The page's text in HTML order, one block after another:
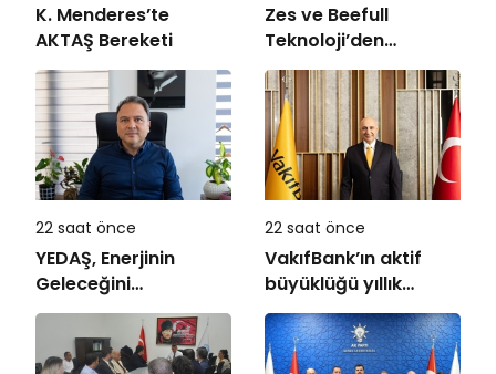
K. Menderes’te
AKTAŞ Bereketi
Zes ve Beefull
Teknoloji’den
Roaming İş Birliği
22 saat önce
YEDAŞ, Enerjinin
Geleceğini
Şekillendirecek Genç
Yetenekleri Arıyor
22 saat önce
VakıfBank’ın aktif
büyüklüğü yıllık
bazda yüzde 28
artışla 5,8 trilyon
TL’yi aştı